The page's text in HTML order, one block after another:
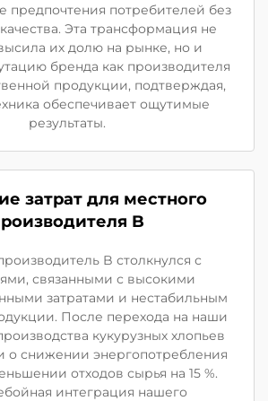
предпочтения потребителей без
Эта трансформация не
их долю на рынке, но и
бренда как производителя
продукции, подтверждая,
обеспечивает ощутимые
результаты.
затрат для местного
B
B столкнулся с
связанными с высокими
затратами и нестабильным
После перехода на наши
кукурузных хлопьев
о снижении энергопотребления
отходов сырья на 15 %.
интеграция нашего